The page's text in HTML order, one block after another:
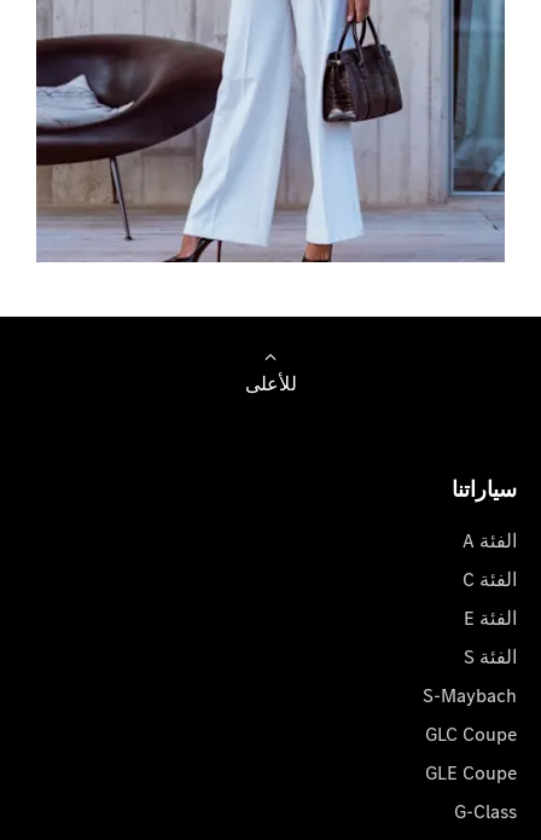
للأعلى
سياراتنا
الفئة A
الفئة C
الفئة E
الفئة S
S-Maybach
GLC Coupe
GLE Coupe
G-Class